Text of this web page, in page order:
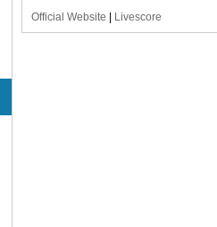
Official Website
Livescore